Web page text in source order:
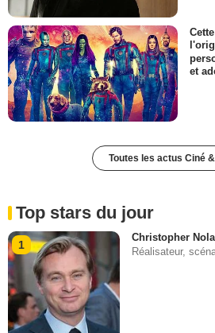
et
Toutes les actus Ciné
Top stars du jour
1
Christopher
Réalisateur,